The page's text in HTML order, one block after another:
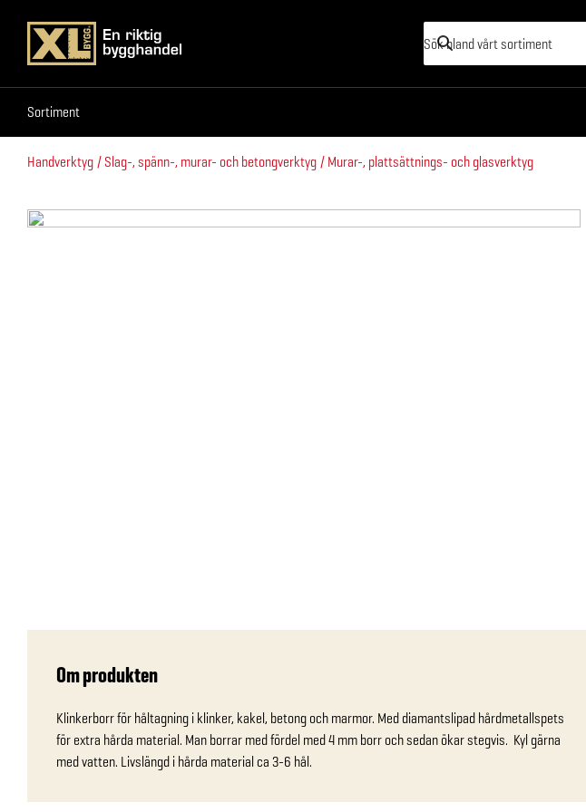
Sortiment
Sortiment
Handverktyg Slag-, spänn-, murar- och betongverktyg Murar-, plattsättnings- och glasverktyg
Om produkten
Klinkerborr för håltagning i klinker, kakel, betong och marmor. Med diamantslipad hårdmetallspets
för extra hårda material. Man borrar med fördel med 4 mm borr och sedan ökar stegvis.  Kyl gärna
med vatten. Livslängd i hårda material ca 3-6 hål.